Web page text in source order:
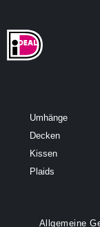
Umhänge
Decken
Kissen
Plaids
Allgemeine